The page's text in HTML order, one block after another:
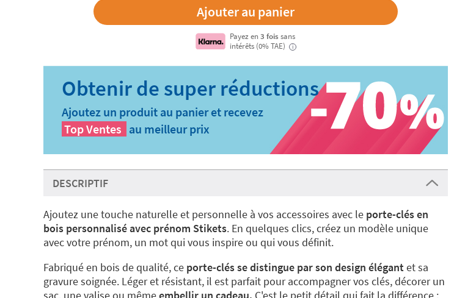
Payez en 3 fois sans
intérêts (0% TAE)
i
Ajoutez un produit au panier et recevez
Top Ventes au meilleur prix
DESCRIPTIF
Ajoutez une touche naturelle et personnelle à vos accessoires avec le porte-clés en
bois personnalisé avec prénom Stikets. En quelques clics, créez un modèle unique
avec votre prénom, un mot qui vous inspire ou qui vous définit.
Fabriqué en bois de qualité, ce porte-clés se distingue par son design élégantet sa
gravure soignée. Léger et résistant, il est parfait pour accompagner vos clés, décorer un